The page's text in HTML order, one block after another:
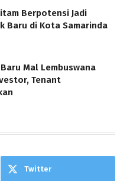
Berpotensi Jadi
Baru di Kota Samarinda
Mal Lembuswana
Tenant
Twitter